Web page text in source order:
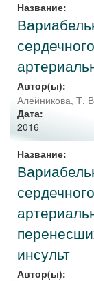
Название:
Автор(ы):
Алейникова, Т.
Дата:
2016
Название:
инсульт
Автор(ы):